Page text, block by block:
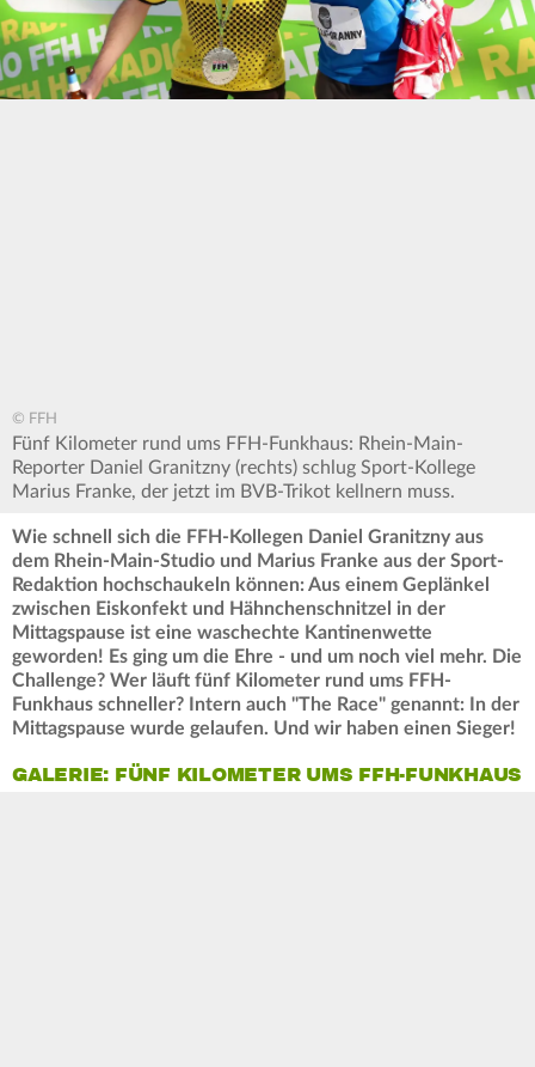
© FFH
Fünf Kilometer rund ums FFH-Funkhaus: Rhein-Main-
Reporter Daniel Granitzny (rechts) schlug Sport-Kollege
Marius Franke, der jetzt im BVB-Trikot kellnern muss.
Wie schnell sich die FFH-Kollegen Daniel Granitzny aus
dem Rhein-Main-Studio und Marius Franke aus der Sport-
Redaktion hochschaukeln können: Aus einem Geplänkel
zwischen Eiskonfekt und Hähnchenschnitzel in der
Mittagspause ist eine waschechte Kantinenwette
geworden! Es ging um die Ehre - und um noch viel mehr. Die
Challenge? Wer läuft fünf Kilometer rund ums FFH-
Funkhaus schneller? Intern auch "The Race" genannt: In der
Mittagspause wurde gelaufen. Und wir haben einen Sieger!
GALERIE: FÜNF KILOMETER UMS FFH-FUNKHAUS